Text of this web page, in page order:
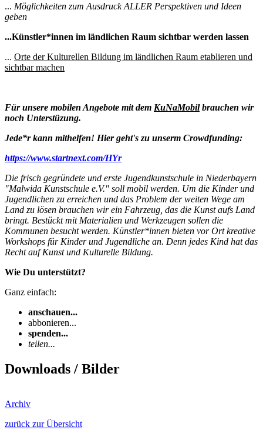
... Möglichkeiten zum Ausdruck ALLER Perspektiven und Ideen
geben
...Künstler*innen im ländlichen Raum sichtbar werden lassen
... Orte der Kulturellen Bildung im ländlichen Raum etablieren und
sichtbar machen
Für unsere mobilen Angebote mit dem KuNaMobilbrauchen wir
noch Unterstüzung.
Jede*r kann mithelfen! Hier geht's zu unserm Crowdfunding:
https://www.startnext.com/HYr
Die frisch gegründete und erste Jugendkunstschule in Niederbayern
"Malwida Kunstschule e.V." soll mobil werden. Um die Kinder und
Jugendlichen zu erreichen und das Problem der weiten Wege am
Land zu lösen brauchen wir ein Fahrzeug, das die Kunst aufs Land
bringt. Bestückt mit Materialien und Werkzeugen sollen die
Kommunen besucht werden. Künstler*innen bieten vor Ort kreative
Workshops für Kinder und Jugendliche an. Denn jedes Kind hat das
Recht auf Kunst und Kulturelle Bildung.
Wie Du unterstützt?
Ganz einfach:
anschauen...
abbonieren...
spenden...
teilen...
Downloads / Bilder
Archiv
zurück zur Übersicht